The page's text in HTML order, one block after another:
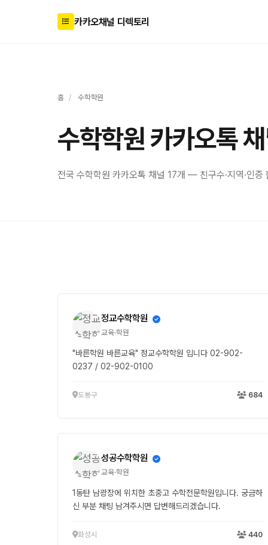
카카오채널 디렉토리
홈 / 수학학원
수학학원 카카오톡
전국 수학학원 카카오톡 채널 17개 — 친구수·지역·인증
정교수학학원
교육·학원
"바른학원 바른교육" 정교수학학원 입니다 02-902-
0237 / 02-902-0100
도봉구 684
성공수학학원
교육·학원
1동탄 남광장에 위치한 초중고 수학전문학원입니다. 궁금하
신 부분 채팅 남겨주시면 답변해드리겠습니다.
화성시 440